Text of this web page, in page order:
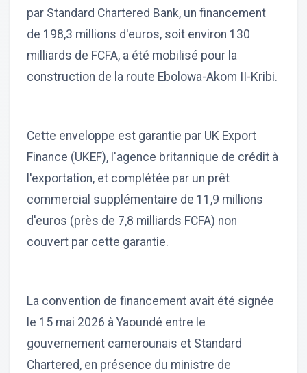
par Standard Chartered Bank, un financement
de 198,3 millions d'euros, soit environ 130
milliards de FCFA, a été mobilisé pour la
construction de la route Ebolowa-Akom II-Kribi.
Cette enveloppe est garantie par UK Export
Finance (UKEF), l'agence britannique de crédit à
l'exportation, et complétée par un prêt
commercial supplémentaire de 11,9 millions
d'euros (près de 7,8 milliards FCFA) non
couvert par cette garantie.
La convention de financement avait été signée
le 15 mai 2026 à Yaoundé entre le
gouvernement camerounais et Standard
Chartered, en présence du ministre de